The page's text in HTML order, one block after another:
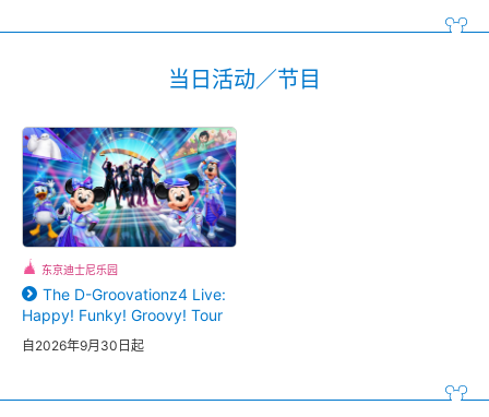
当日活动／节目
东京迪士尼乐园
The D-Groovationz4 Live:
Happy! Funky! Groovy! Tour
自2026年9月30日起